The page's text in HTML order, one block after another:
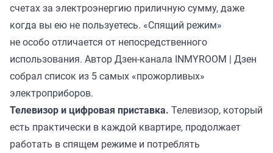
счетах за электроэнергию приличную сумму, даже
когда вы ею не пользуетесь. «Спящий режим»
не особо отличается от непосредственного
использования. Автор Дзен-канала INMYROOM | Дзен
собрал список из 5 самых «прожорливых»
электроприборов.
Телевизор и цифровая приставка. Телевизор, который
есть практически в каждой квартире, продолжает
работать в спящем режиме и потреблять